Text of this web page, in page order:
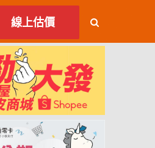
線上估價